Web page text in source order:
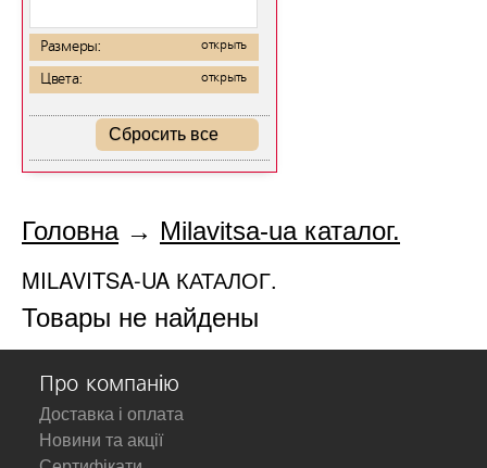
Размеры: открыть
Цвета: открыть
Сбросить все
Головна→ Milavitsa-ua каталог.
MILAVITSA-UA КАТАЛОГ.
Товары не найдены
Про компанію
Доставка і оплата
Новини та акції